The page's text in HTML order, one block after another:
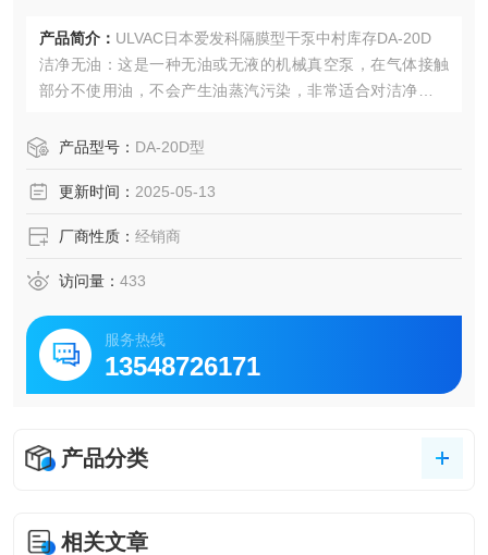
产品简介： ULVAC日本爱发科隔膜型干泵中村库存DA-20D
洁净无油：这是一种无油或无液的机械真空泵，在气体接触
部分不使用油，不会产生油蒸汽污染，非常适合对洁净度要
生产等行业。
产品型号： DA-20D型
更新时间： 2025-05-13
厂商性质： 经销商
访问量： 433
服务热线
13548726171
产品分类
相关文章